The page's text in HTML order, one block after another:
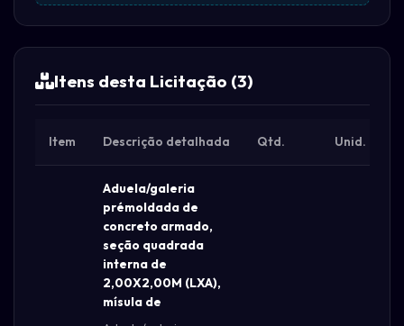
Itens desta Licitação (3)
Item Descrição detalhada Qtd. Unid.
Aduela/galeria
prémoldada de
concreto armado,
seção quadrada
interna de
2,00X2,00M (LXA),
mísula de